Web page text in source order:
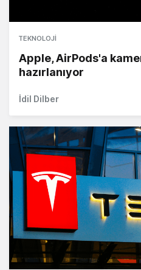
TEKNOLOJI
Apple, AirPods'a
hazırlanıyor
İdil Dilber